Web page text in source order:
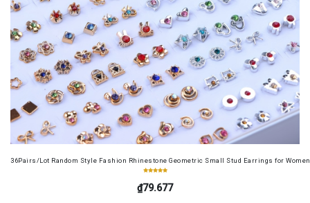
36Pairs/Lot Random Style Fashion Rhinestone Geometric Small Stud Earrings for
₫79.677